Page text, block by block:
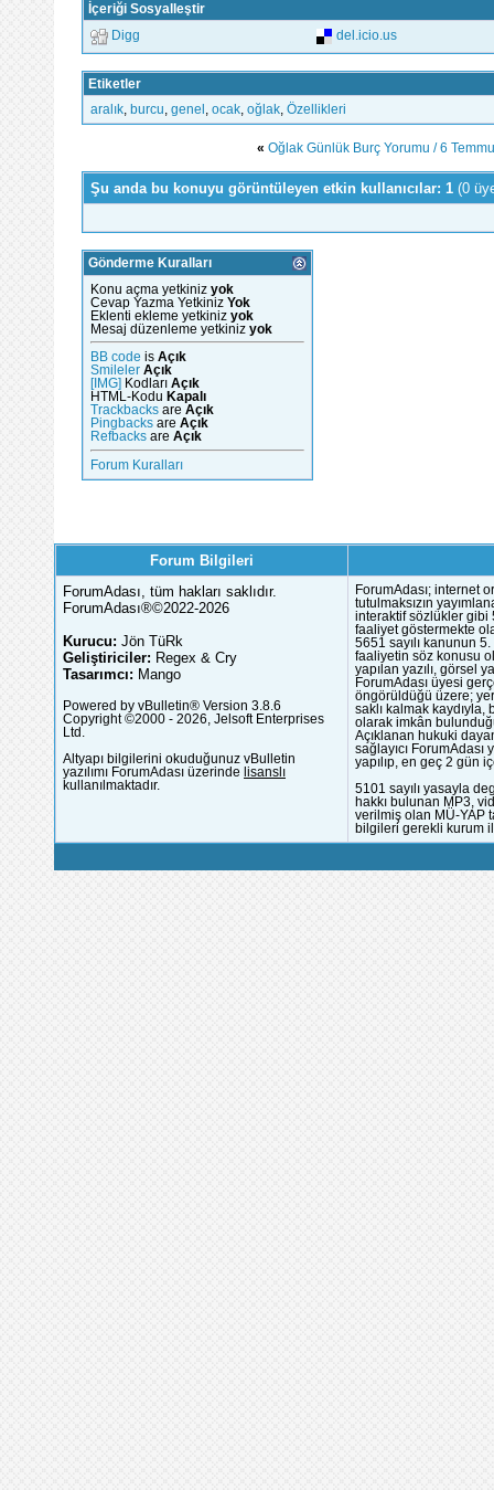
İçeriği Sosyalleştir
Digg del.icio.us
Etiketler
aralık burcu genel ocak oğlak Özellikleri
« Oğlak Günlük Burç Yorumu / 6
Şu anda bu konuyu görüntüleyen etkin kullanıcılar: 1 (0
Gönderme Kuralları
Konu açma yetkiniz yok
Cevap Yazma Yetkiniz Yok
Eklenti ekleme yetkiniz yok
Mesaj düzenleme yetkiniz yok
BB code is Açık
Smileler Açık
[IMG]
Kodları Açık
HTML-Kodu Kapalı
Trackbacks are Açık
Pingbacks are Açık
Refbacks are Açık
Forum Kuralları
Forum Bilgileri
ForumAdası, tüm hakları saklıdır.
ForumAdası®©2022-2026
Kurucu: Jön TüRk
Geliştiriciler: Regex & Cry
Tasarımcı: Mango
Powered by vBulletin® Version 3.8.6
Copyright ©2000 - 2026, Jelsoft Enterprises
Ltd.
Altyapı bilgilerini okuduğunuz vBulletin
yazılımı ForumAdası üzerinde lisanslı
kullanılmaktadır.
ForumAdası; internet
tutulmaksızın
interaktif sözlükler gibi
faaliyet göstermekte
5651 sayılı kanunun
faaliyetin söz konusu
yapılan yazılı, görsel
ForumAdası üyesi
öngörüldüğü üzere;
saklı kalmak
olarak imkân
Açıklanan hukuki
sağlayıcı
yapılıp, en geç 2 gün
5101 sayılı yasayla
hakkı bulunan MP3,
verilmiş olan MÜ-YAP
bilgileri gerekli kurum